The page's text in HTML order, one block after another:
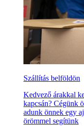
Szállítás belföldön
Kedvező árakkal
kapcsán? Cégünk
adunk önnek egy
örömmel segítünk